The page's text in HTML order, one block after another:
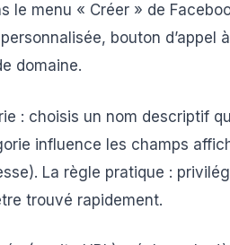
le menu « Créer » de
bouton d’appel
domaine.
: choisis un nom descriptif
influence les champs
La règle pratique :
trouvé rapidement.